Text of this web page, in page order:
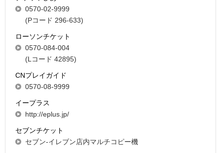
0570-02-9999
(Pコード 296-633)
ローソンチケット
0570-084-004
(Lコード 42895)
CNプレイガイド
0570-08-9999
イープラス
http://eplus.jp/
セブンチケット
セブン-イレブン店内マルチコピー機